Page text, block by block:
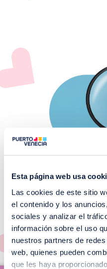
Esta página web usa
Las cookies de este sitio
el contenido y los
sociales y analizar el
información sobre el uso
nuestros partners de
web, quienes pueden
que les haya
¡No te pierdas
EVENTOS!
Ver todos >